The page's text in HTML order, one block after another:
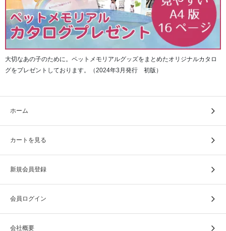
当店は手元供養用品の展示販売を行っております。
大切なあの子のために。ペットメモリアルグッズをまとめたオリジナルカタロ
グをプレゼントしております。（2024年3月発行 初版）
ホーム
カートを見る
新規会員登録
会員ログイン
会社概要